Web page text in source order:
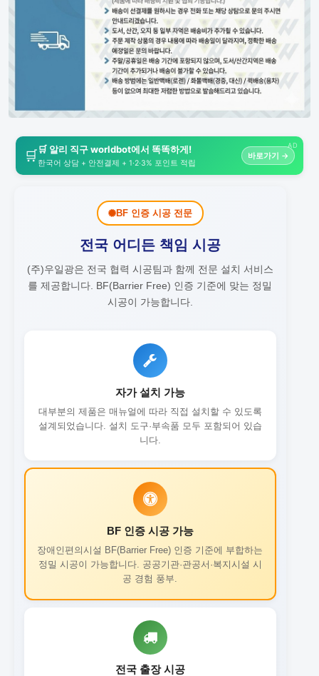
AD
🛒🛒 알리 직구 worldbot에서 똑똑하게!
한국어 상담 + 안전결제 + 1·2·3% 포인트 적립
바로가기 →
BF 인증 시공 전문
전국 어디든 책임 시공
(주)우일광은 전국 협력 시공팀과 함께 전문 설치 서비스
를 제공합니다.
BF(Barrier Free) 인증 기준에 맞는 정밀
시공이 가능합니다.
자가 설치 가능
대부분의 제품은 매뉴얼에 따라 직접 설치할 수 있도록
설계되었습니다. 설치 도구·부속품 모두 포함되어 있습
니다.
BF 인증 시공 가능
장애인편의시설 BF(Barrier Free) 인증 기준에 부합하는
정밀 시공이 가능합니다. 공공기관·관공서·복지시설 시
공 경험 풍부.
전국 출장 시공